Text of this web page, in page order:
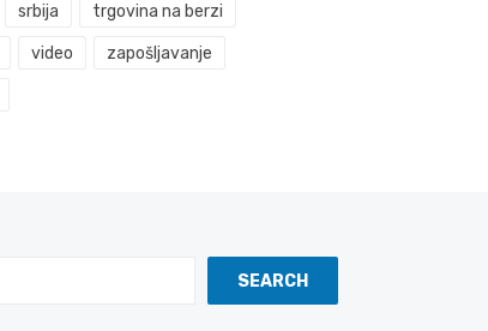
srbija trgovina na berzi
video zapošljavanje
SEARCH